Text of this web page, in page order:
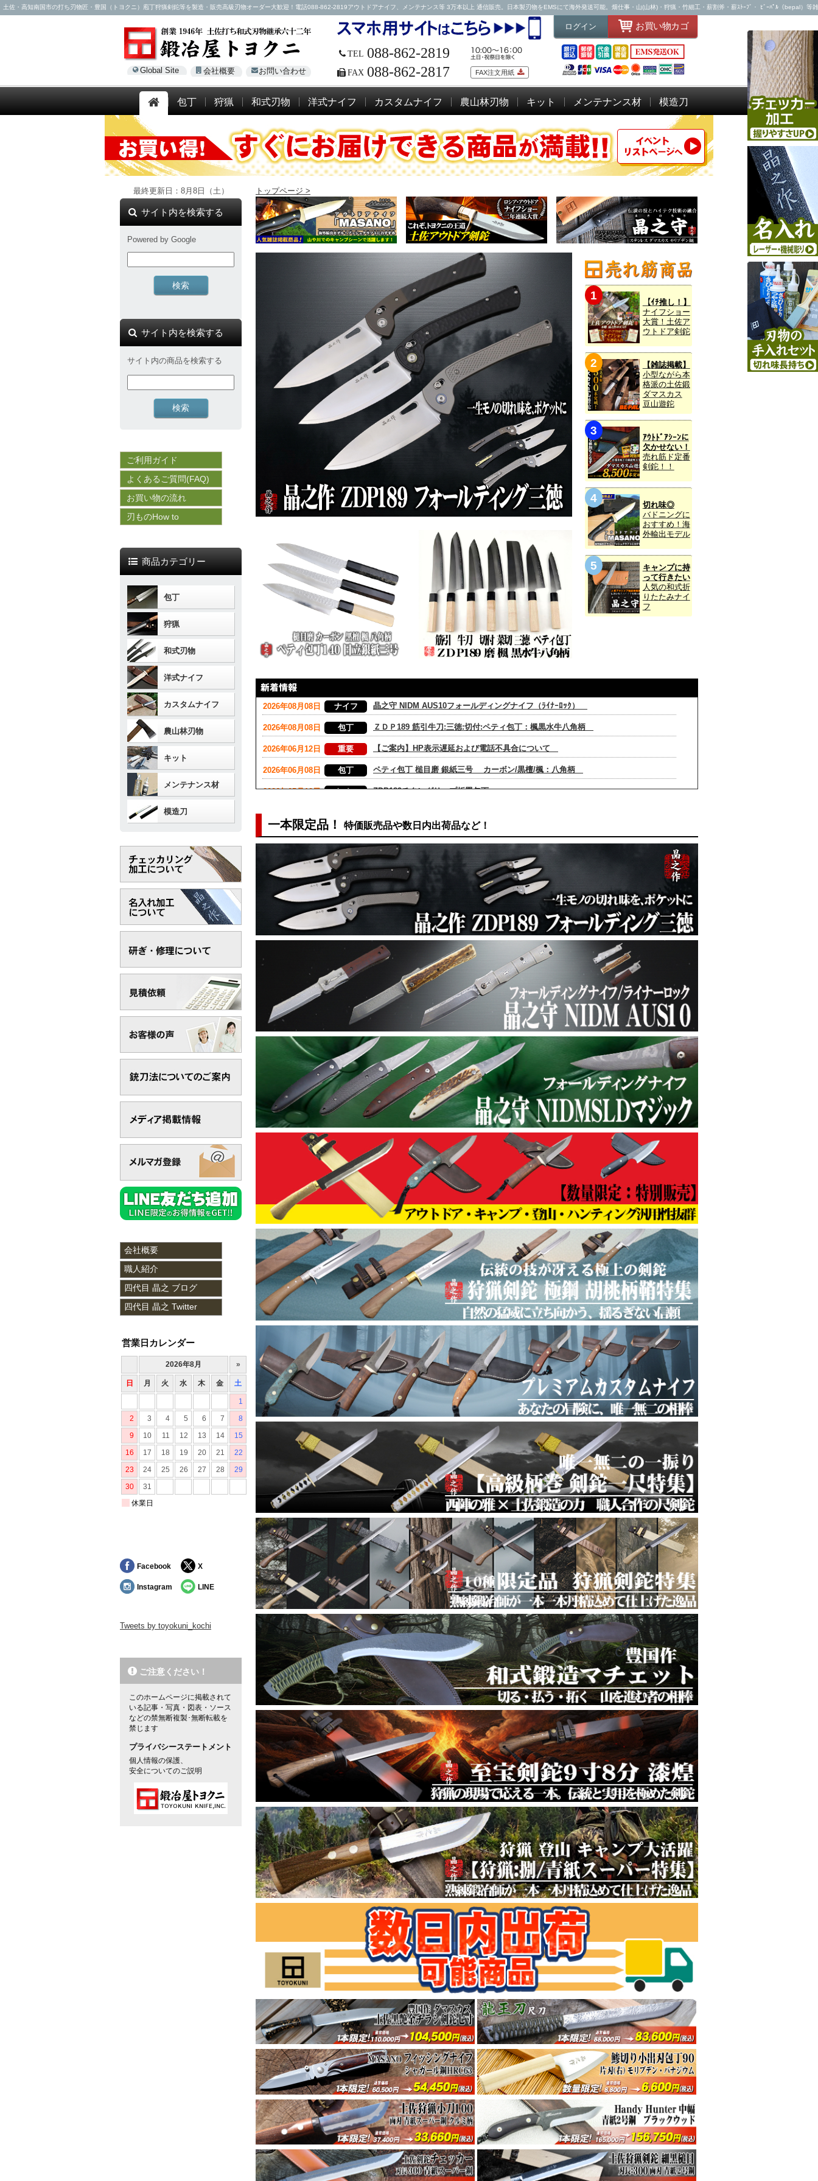
土佐・高知南国市の打ち刃物匠・豊国（トヨクニ）庖丁狩猟剣鉈等を製造・販売高級刃物オーダー大歓迎！電話088-862-2819アウトドアナイフ、メンテナンス等 3万本以上 通信販売。日本製刃物をEMSにて海外発送可能。畑仕事・山(山林)・狩猟・竹細工・薪割斧・薪ｽﾄｰﾌﾞ・ ﾋﾞｰﾊﾟﾙ（bepal）等
Global Site 会社概要 お問い合わせ
TEL 088-862-2819
FAX 088-862-2817 FAX注文用紙
ログイン お買い物カゴ
包丁 狩猟 和式刃物 洋式ナイフ カスタムナイフ 農山林刃物 キット メンテナンス材 模造刀
トップページ >
【ｲﾁ推し！】
ナイフショー
大賞！土佐ア
ウトドア剣鉈
【雑誌掲載】
小型ながら本
格派の土佐鍛
ダマスカス
豆山遊鉈
ｱｳﾄﾄﾞｱｼｰﾝに
欠かせない！
売れ筋ド定番
剣鉈！！
切れ味◎
バドニングに
おすすめ！海
外輸出モデル
キャンプに持
って行きたい
人気の和式折
りたたみナイ
フ
2026年08月08日 ナイフ 晶之守 NIDM AUS10フォールディングナイフ（ﾗｲﾅｰﾛｯｸ）
2026年08月08日 包丁 ＺＤＰ189 筋引牛刀:三徳:切付:ペティ包丁：楓黒水牛八角柄
2026年06月12日 重要 【ご案内】HP表示遅延および電話不具合について
2026年06月08日 包丁 ペティ包丁 槌目磨 銀紙三号 カーボン/黒檀/楓：八角柄
2026年05月12日 ナイフ ZDP189チタングリップ折畳包丁
2026年04月19日 包丁 青2 筋引牛刀:三徳:切付:ペティ包丁：黒檀水牛八角柄
2026年03月17日 包丁 ＺＤＰ189 筋引牛刀:三徳:切付:ペティ包丁：楓黒水牛八角柄
2026年03月17日 ナイフ フォールディングＭＡＳＡＮＯ ＳＲＳ13真鍮グリップ
2026年03月17日 ナイフ フォールディングナイフMASANO（NI-DM-SLDマジック）SLDマジック
2026年03月14日 ナイフ 晶之作 ZDP189 フォールディング三徳/フォールディング菜切
2026年03月14日 企画 Boker Magnum ナイフ入荷
2026年03月03日 企画 プレミアムカスタムナイフ
2026年03月03日 企画 ■数量限定：１本特別販売■最大30％オフ
2026年02月14日 企画 本決算2026│第三弾 土佐腰鉈
2026年02月14日 企画 本決算2026│第一弾 輸入ネックナイフ
2026年02月14日 企画 本決算2026│第一弾 輸入ナイフ
2026年02月01日 企画 鍛冶屋トヨクニ 本決算2026
2026年01月17日 企画 自然をもっと自由に万能フルタング鉈・特選6本
2026年01月16日 企画 友人、家族で楽しむキャンプ フルタングナイフ特選9種
2026年01月10日 企画 【鍛造小刀ダマスカス 特集】ハンドメイド用
2026年01月10日 企画 狩猟【捌】/アウトドア鉈 小型でも頼れる一本！
企画 【土佐万能鉈特集】 竹割/焚火 頼れる一振り 土佐伝統鉈
2025年12月23日 【狩猟愛好家 道具特集】 自然と向き合うすべての人へ
2025年12月23日 2025-2026年末年始休業日のご案内
2025年12月18日 企画 【鍛冶屋トヨクニ 福袋2026｜総合
2025年12月18日 企画 【鍛冶屋トヨクニ 福袋2026｜第九弾 剣鉈袋
2025年12月18日 企画 【鍛冶屋トヨクニ 福袋2026｜第八弾 キャンプ袋
2025年12月18日 企画 【鍛冶屋トヨクニ 福袋2026｜第七弾 晶之剣鉈袋
2025年12月18日 企画 【鍛冶屋トヨクニ 福袋2026｜第六弾 料理包丁袋
2025年12月18日 【鍛冶屋トヨクニ 福袋2026｜第五弾 野遊び袋
2025年12月18日 企画 【鍛冶屋トヨクニ 福袋2026｜第四弾 骨スキ包丁袋
2025年12月18日 企画 【鍛冶屋トヨクニ 福袋2026｜第三弾 土州剣鉈 山男袋
2025年12月18日 企画 【鍛冶屋トヨクニ 福袋2026｜第二弾 ネックナイフ袋
2025年12月18日 企画 【鍛冶屋トヨクニ 福袋2026｜第一弾 輸入ナイフ袋
2025年12月06日 企画 【アウトドア遊鉈/小刀特集】鋭い切れ味と研ぎやすさ
2025年12月06日 企画 【漆拵 狩猟剣鉈シリーズ】伝統と実用を極めた逸品
2025年12月06日 企画 【極鋼/青極 有害駆除剣鉈特集】狩猟に挑む頼れる相棒
2025年12月05日 企画 【ダマスカス15青2鍛造小刀特集】存在感ある美しい模様
2025年11月07日 【鍛造小刀 /片刃左・右/両刃 特集】高品質切出
2025年11月04日 企画 【土佐腰鉈特集】アウトドアの頼れる相棒
2025年10月31日 企画 【鍛造小刀特集】キャンプ・釣り・登山など幅広く活躍
2025年10月28日 企画 【狩猟:捌/青紙スーパー特集 山粧う季節、信頼の刃を腰に携えて
2025年10月24日 企画 【漆拵 ダマスカス有害駆除鉈】狩猟のプロフェッショナルへ
2025年10月21日 企画 【匠製作！ソロキャンプ鉈特集】アウトドアを支える一本
2025年10月17日 企画 【ダマスカス多用途鉈特集】鍛冶師が鍛えた切味と耐久性の融合
2025年10月14日 企画 三徳包丁/紫檀柄 料亭品質の三徳包丁セール
2025年10月10日 企画 【アウトドア万能鉈特集】自然の中でアクティビティを楽しむ
2025年10月07日 企画 【土佐熟練鍛冶師拵え/鍛造小刀特集】一本で自然を遊び尽くす
2025年10月03日 企画 ﾀﾞﾏｽｶｽ鍛造小刀特集 伝統と創造が融合 貴方だけの一振り
2025年10月03日 企画 ダマスカス剣鉈【匠】特集 切る度に惚れ直す乱れ波紋が美しい
2025年09月19日 渓流・アウトドア ダマスカス剣鉈特集
2025年09月16日 企画 鍛造フルタング剣鉈特集 握りやすさと強度を両立
2025年09月12日 企画 狩猟ダマスカス剣鉈シリーズ 狩猟の現場で信頼される一振り
2025年09月09日 企画 ダマスカス剣鉈特集 土佐鍛冶師が打つ極上ダマスカス剣鉈
2025年09月05日 企画 土佐万能フルタングナイフ 小型で多用途に使える万能ナイフ
2025年09月05日 企画 極上剣鉈 特集 初心者から上級者へあらゆるアウトドアに！
万能土佐腰鉈-剣鉈 登山・山菜・キノコ狩り
2025年09月02日 企画 地元高知川漁師アウトドア愛好家の声から生出した剣鉈、万能型コンパクト剣鉈
薄型軽量:渓走刀 魚を捌き、枝を払う。薄くて軽い、頼れる相棒
2025年08月29日 企画 豆山遊鉈 軽やかに、鋭く
2025年08月26日 企画 職人技！手のひらサイズの万能小刀
2025年08月08日 企画 上半期決算SALE 第10弾
2025年08月08日 企画 上半期決算SALE 第9弾
2025年08月08日 企画 上半期決算SALE 第8弾
2025年08月08日 企画 上半期決算SALE 第7弾
2025年08月05日 企画 上半期決算SALE 第6弾
2025年08月05日 企画 上半期決算SALE 第5弾
2025年08月05日 企画 上半期決算SALE 第4弾
2025年08月01日 企画 上半期決算SALE 第3弾
一本限定品！ 特価販売品や数日内出荷品など！
最終更新日：8月8日（土）
サイト内を検索する
Powered by Google
サイト内を検索する
サイト内の商品を検索する
ご利用ガイド
よくあるご質問(FAQ)
お買い物の流れ
刃ものHow to
商品カテゴリー
包丁
狩猟
和式刃物
洋式ナイフ
カスタムナイフ
農山林刃物
キット
メンテナンス材
模造刀
会社概要
職人紹介
四代目 晶之 ブログ
四代目 晶之 Twitter
営業日カレンダー
Facebook X
Instagram LINE
Tweets by toyokuni_kochi
ご注意ください！
このホームページに掲載されて
いる記事・写真・図表・ソース
などの禁無断複製･無断転載を
禁じます
プライバシーステートメント
個人情報の保護、
安全についてのご説明